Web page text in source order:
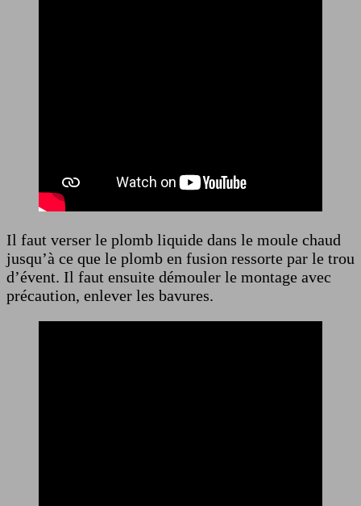
Il faut verser le plomb liquide dans le moule chaud
jusqu’à ce que le plomb en fusion ressorte par le trou
d’évent. Il faut ensuite démouler le montage avec
précaution, enlever les bavures.